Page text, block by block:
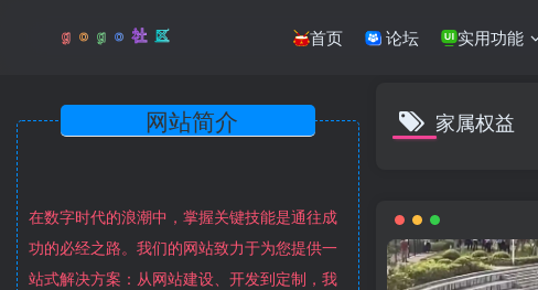
首页 论坛 实用功能
在数字时代的浪潮中，掌握关键技能是通往成
功的必经之路。我们的网站致力于为您提供一
站式解决方案：从网站建设、开发到定制，我
家属权益